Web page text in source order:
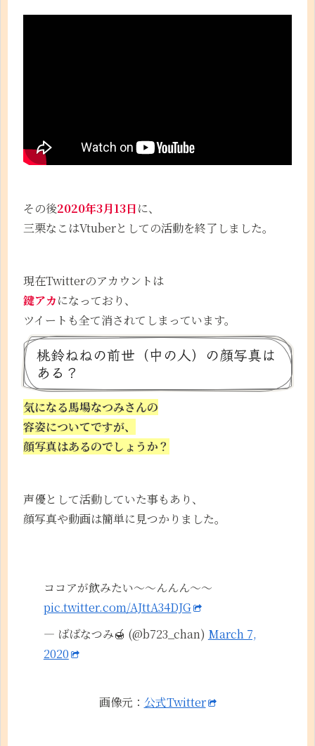
その後2020年3月13日に、
三栗なこはVtuberとしての活動を終了しました。
現在Twitterのアカウントは
鍵アカになっており、
ツイートも全て消されてしまっています。
桃鈴ねねの前世（中の人）の顔写真は
ある？
気になる馬場なつみさんの
容姿についてですが、
顔写真はあるのでしょうか？
声優として活動していた事もあり、
顔写真や動画は簡単に見つかりました。
ココアが飲みたい〜〜んんん〜〜
pic.twitter.com/AJttA34DJG
— ばばなつみ🍯 (@b723_chan) March 7,
2020
画像元： 公式Twitter